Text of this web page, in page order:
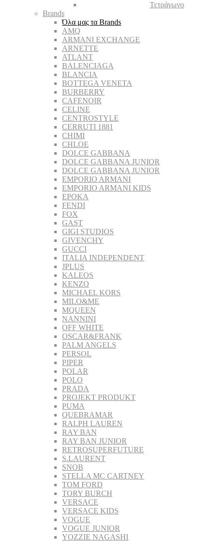
Τετράγωνο
Brands
Όλα μας τα Brands
AMQ
ARMANI EXCHANGE
ARNETTE
ATLANT
BALENCIAGA
BLANCIA
BOTTEGA VENETA
BURBERRY
CAFENOIR
CELINE
CENTROSTYLE
CERRUTI 1881
CHIMI
CHLOE
DOLCE GABBANA
DOLCE GABBANA JUNIOR
DOLCE GABBANA JUNIOR
EMPORIO ARMANI
EMPORIO ARMANI KIDS
EPOKA
FENDI
FOX
GAST
GIGI STUDIOS
GIVENCHY
GUCCI
ITALIA INDEPENDENT
JPLUS
KALEOS
KENZO
MICHAEL KORS
MILO&ME
MQUEEN
NANNINI
OFF WHITE
OSCAR&FRANK
PALM ANGELS
PERSOL
PIPER
POLAR
POLO
PRADA
PROJEKT PRODUKT
PUMA
QUEBRAMAR
RALPH LAUREN
RAY BAN
RAY BAN JUNIOR
RETROSUPERFUTURE
S.LAURENT
SNOB
STELLA MC CARTNEY
TOM FORD
TORY BURCH
VERSACE
VERSACE KIDS
VOGUE
VOGUE JUNIOR
YOZZIE NAGASHI